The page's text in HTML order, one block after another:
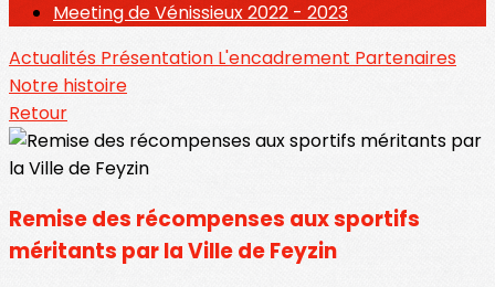
Meeting de Vénissieux 2022 - 2023
Actualités Présentation L'encadrement Partenaires
Notre histoire
Retour
Remise des récompenses aux sportifs
méritants par la Ville de Feyzin